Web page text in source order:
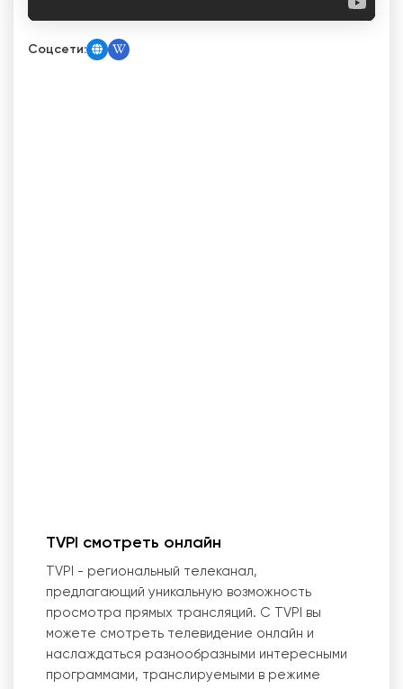
Соцсети:
TVPI смотреть онлайн
TVPI - региональный телеканал,
предлагающий уникальную возможность
просмотра прямых трансляций. С TVPI вы
можете смотреть телевидение онлайн и
наслаждаться разнообразными интересными
программами, транслируемыми в режиме